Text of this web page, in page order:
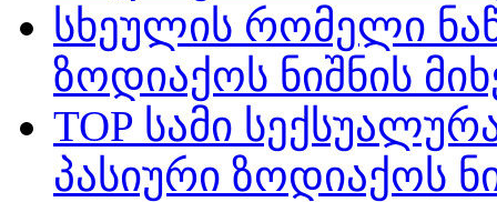
სხეულის რომელი
ზოდიაქოს ნიშნის
TOP სამი
პასიური ზოდიაქოს